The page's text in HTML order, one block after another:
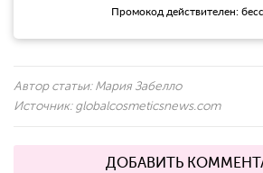
Промокод действителен:
Автор статьи: Мария Забелло
Источник: globalcosmeticsnews.com
ДОБАВИТЬ